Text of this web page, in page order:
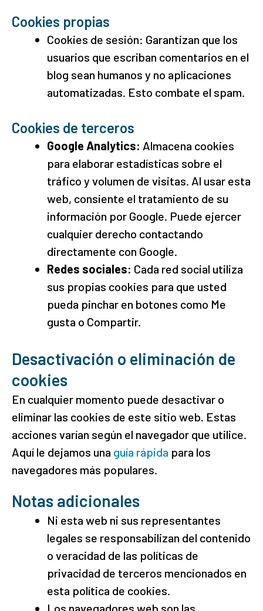
Cookies propias
Cookies de sesión: Garantizan que los
usuarios que escriban comentarios en el
blog sean humanos y no aplicaciones
automatizadas. Esto combate el spam.
Cookies de terceros
Google Analytics: Almacena cookies
para elaborar estadísticas sobre el
tráfico y volumen de visitas. Al usar esta
web, consiente el tratamiento de su
información por Google. Puede ejercer
cualquier derecho contactando
directamente con Google.
Redes sociales: Cada red social utiliza
sus propias cookies para que usted
pueda pinchar en botones como Me
gusta o Compartir.
Desactivación o eliminación de
cookies
En cualquier momento puede desactivar o
eliminar las cookies de este sitio web. Estas
acciones varían según el navegador que utilice.
Aquí le dejamos una guía rápida para los
navegadores más populares.
Notas adicionales
Ni esta web ni sus representantes
legales se responsabilizan del contenido
o veracidad de las políticas de
privacidad de terceros mencionados en
esta política de cookies.